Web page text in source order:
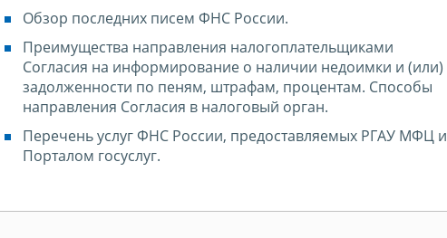
Обзор последних писем ФНС России.
Преимущества направления налогоплательщиками
Согласия на информирование о наличии недоимки и (или)
задолженности по пеням, штрафам, процентам. Способы
направления Согласия в налоговый орган.
Перечень услуг ФНС России, предоставляемых РГАУ МФЦ и
Порталом госуслуг.